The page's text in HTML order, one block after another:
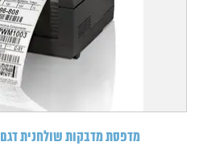
מדפסת מדבקות שולחנית דגם CITIZEN - CL-S6621